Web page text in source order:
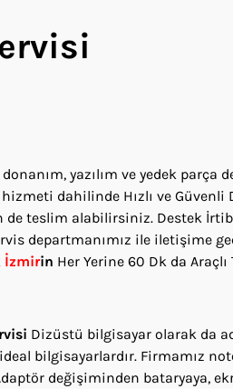
yazılım ve yedek parça
hizmeti dahilinde Hızlı ve Güvenli
teslim alabilirsiniz. Destek
departmanımız ile iletişime
İzmirin Her Yerine 60 Dk da
Dizüstü bilgisayar olarak da
ideal bilgisayarlardır. Firmamız
değişiminden bataryaya,